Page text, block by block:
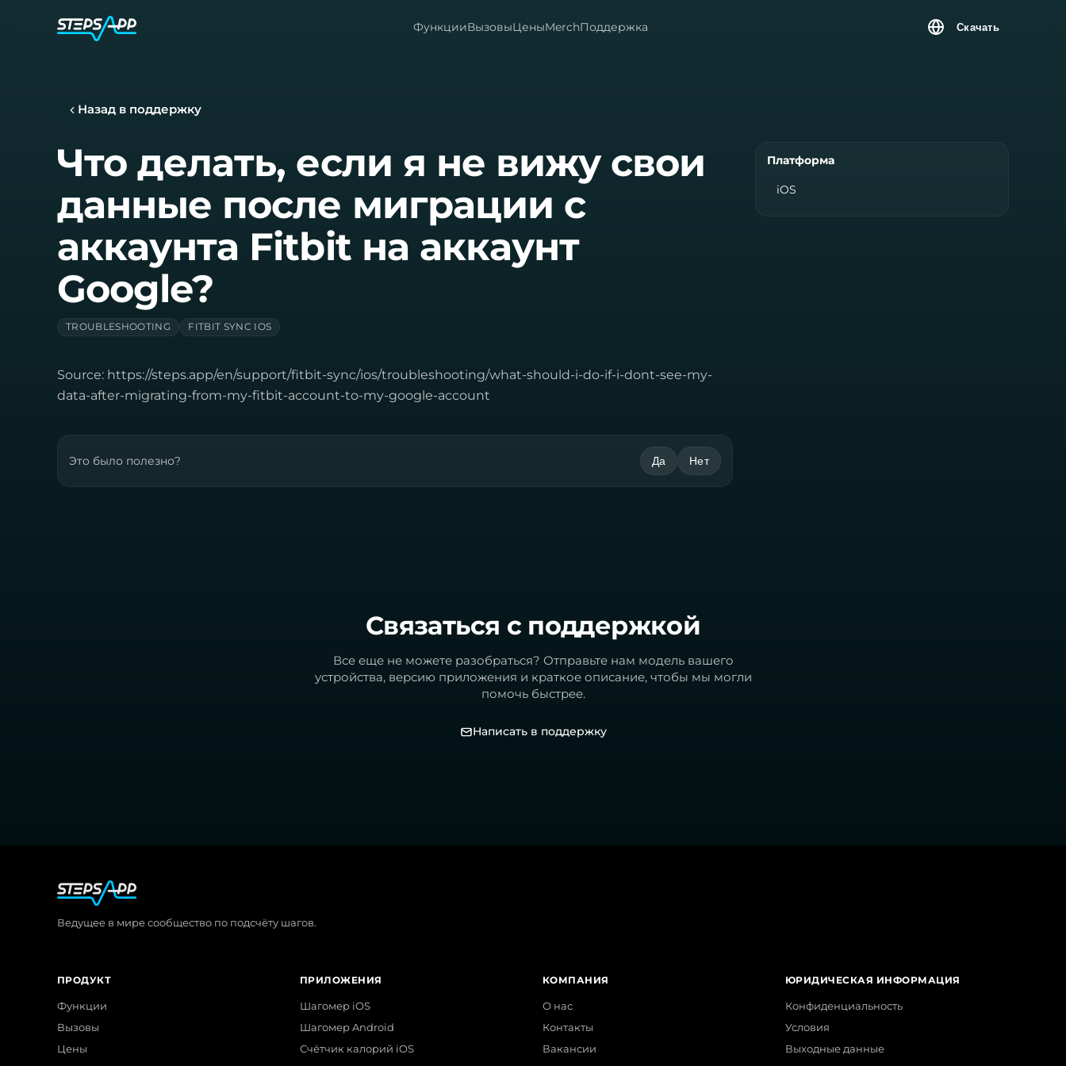
ФункцииВызовыЦеныMerchПоддержка Скачать
Назад в поддержку
Что делать, если я не вижу свои
данные после миграции с
аккаунта Fitbit на аккаунт
Google?
TROUBLESHOOTING FITBIT SYNC IOS
Source: https://steps.app/en/support/fitbit-sync/ios/troubleshooting/what-should-i-do-if-i-dont-see-my-
data-after-migrating-from-my-fitbit-account-to-my-google-account
Это было полезно? Да Нет
Платформа
iOS
Связаться с поддержкой
Все еще не можете разобраться? Отправьте нам модель вашего
устройства, версию приложения и краткое описание, чтобы мы могли
помочь быстрее.
Написать в поддержку
Ведущее в мире сообщество по подсчёту шагов.
ПРОДУКТ
Функции
Вызовы
Цены
ПРИЛОЖЕНИЯ
Шагомер iOS
Шагомер Android
Счётчик калорий iOS
КОМПАНИЯ
О нас
Контакты
Вакансии
ЮРИДИЧЕСКАЯ ИНФОРМАЦИЯ
Конфиденциальность
Условия
Выходные данные